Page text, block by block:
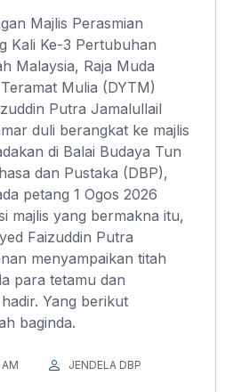
Majlis Perasmian
Kali Ke-3 Pertubuhan
Malaysia, Raja Muda
Mulia (DYTM)
Putra Jamalullail
duli berangkat ke majlis
di Balai Budaya Tun
dan Pustaka (DBP),
petang 1 Ogos 2026
majlis yang bermakna itu,
Faizuddin Putra
menyampaikan titah
para tetamu dan
Yang berikut
baginda.
JENDELA DBP